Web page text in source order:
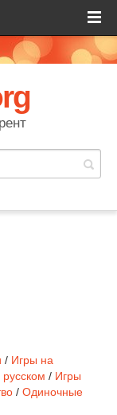
/ Игры на
/ Игры
/ Одиночные